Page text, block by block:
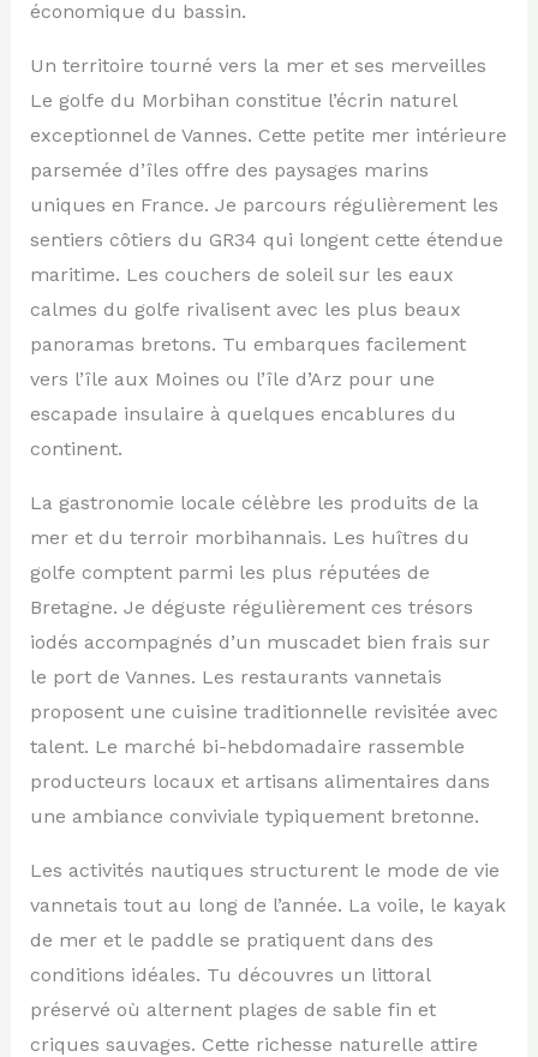
économique du bassin.
Un territoire tourné vers la mer et ses merveilles
Le golfe du Morbihan constitue l’écrin naturel
exceptionnel de Vannes. Cette petite mer intérieure
parsemée d’îles offre des paysages marins
uniques en France. Je parcours régulièrement les
sentiers côtiers du GR34 qui longent cette étendue
maritime. Les couchers de soleil sur les eaux
calmes du golfe rivalisent avec les plus beaux
panoramas bretons. Tu embarques facilement
vers l’île aux Moines ou l’île d’Arz pour une
escapade insulaire à quelques encablures du
continent.
La gastronomie locale célèbre les produits de la
mer et du terroir morbihannais. Les huîtres du
golfe comptent parmi les plus réputées de
Bretagne. Je déguste régulièrement ces trésors
iodés accompagnés d’un muscadet bien frais sur
le port de Vannes. Les restaurants vannetais
proposent une cuisine traditionnelle revisitée avec
talent. Le marché bi-hebdomadaire rassemble
producteurs locaux et artisans alimentaires dans
une ambiance conviviale typiquement bretonne.
Les activités nautiques structurent le mode de vie
vannetais tout au long de l’année. La voile, le kayak
de mer et le paddle se pratiquent dans des
conditions idéales. Tu découvres un littoral
préservé où alternent plages de sable fin et
criques sauvages. Cette richesse naturelle attire